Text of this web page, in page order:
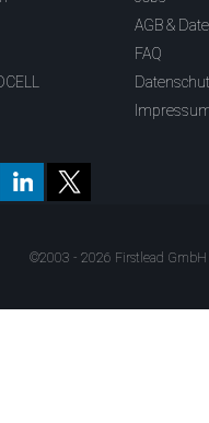
AGB &
FAQ
©2003 - 2026 Firstlead GmbH